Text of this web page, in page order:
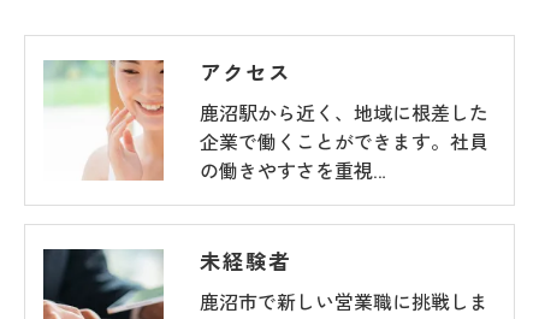
アクセス
鹿沼駅から近く、地域に根差した
企業で働くことができます。社員
の働きやすさを重視…
未経験者
鹿沼市で新しい営業職に挑戦しま